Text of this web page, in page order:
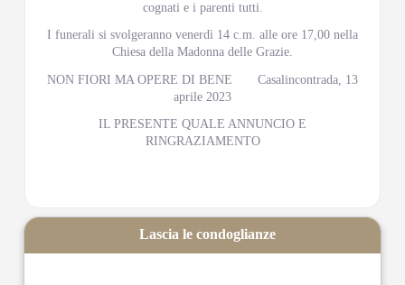
cognati e i parenti tutti.
I funerali si svolgeranno venerdì 14 c.m. alle ore 17,00 nella
Chiesa della Madonna delle Grazie.
NON FIORI MA OPERE DI BENE Casalincontrada, 13
aprile 2023
IL PRESENTE QUALE ANNUNCIO E
RINGRAZIAMENTO
Lascia le condoglianze